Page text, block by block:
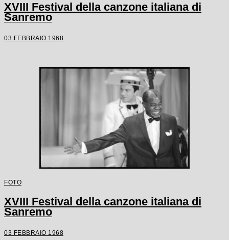
XVIII Festival della canzone italiana di
Sanremo
03 FEBBRAIO 1968
FOTO
XVIII Festival della canzone italiana di
Sanremo
03 FEBBRAIO 1968